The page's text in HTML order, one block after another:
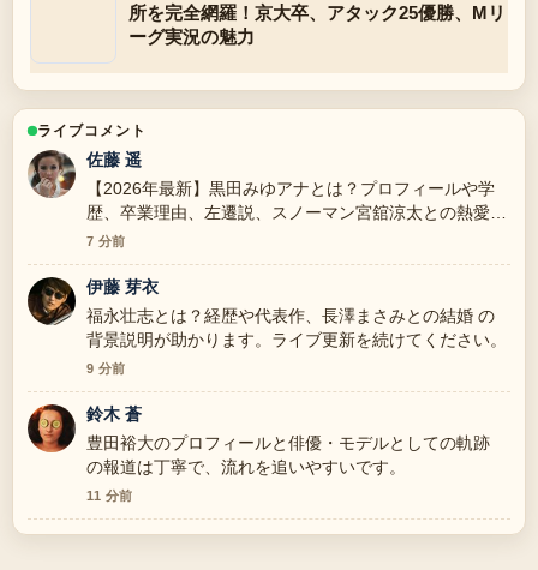
所を完全網羅！京大卒、アタック25優勝、Mリ
ーグ実況の魅力
ライブコメント
佐藤 遥
【2026年最新】黒田みゆアナとは？プロフィールや学
歴、卒業理由、左遷説、スノーマン宮舘涼太との熱愛を
全解説 を追っていますが、この解説は落ち着いていて
信頼できます。
7 分前
伊藤 芽衣
福永壮志とは？経歴や代表作、長澤まさみとの結婚 の
背景説明が助かります。ライブ更新を続けてください。
9 分前
鈴木 蒼
豊田裕大のプロフィールと俳優・モデルとしての軌跡
の報道は丁寧で、流れを追いやすいです。
11 分前